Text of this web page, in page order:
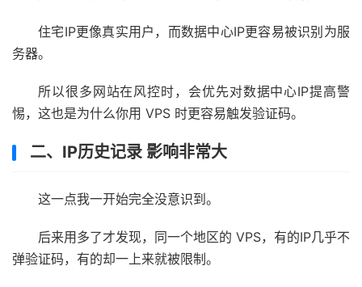
住宅IP更像真实用户，而数据中心IP更容易被识别为服
务器。
所以很多网站在风控时，会优先对数据中心IP提高警
惕，这也是为什么你用 VPS 时更容易触发验证码。
二、IP历史记录 影响非常大
这一点我一开始完全没意识到。
后来用多了才发现，同一个地区的 VPS，有的IP几乎不
弹验证码，有的却一上来就被限制。